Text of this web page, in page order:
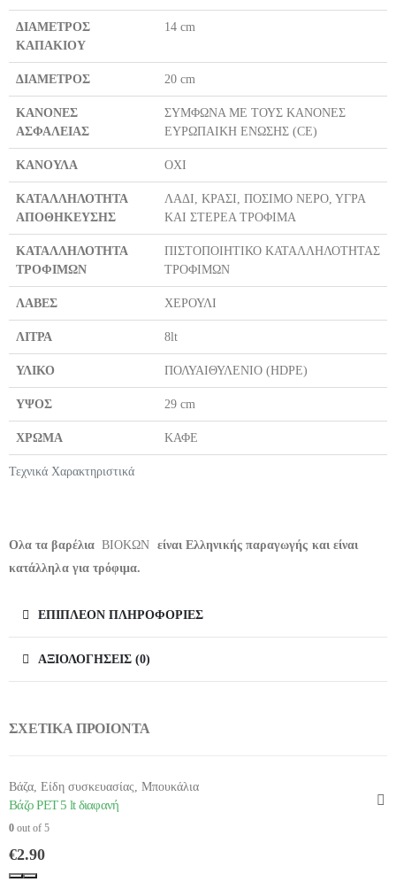
Τεχνικά Χαρακτηριστικά
ΔΙΑΜΕΤΡΟΣ
ΚΑΠΑΚΙΟΥ
14 cm
ΔΙΑΜΕΤΡΟΣ 20 cm
ΚΑΝΟΝΕΣ
ΑΣΦΑΛΕΙΑΣ
ΣΥΜΦΩΝΑ ΜΕ ΤΟΥΣ ΚΑΝΟΝΕΣ
ΕΥΡΩΠΑΙΚΗ ΕΝΩΣΗΣ (CE)
ΚΑΝΟΥΛΑ ΟΧΙ
ΚΑΤΑΛΛΗΛΟΤΗΤΑ
ΑΠΟΘΗΚΕΥΣΗΣ
ΛΑΔΙ, ΚΡΑΣΙ, ΠΟΣΙΜΟ ΝΕΡΟ, ΥΓΡΑ
ΚΑΙ ΣΤΕΡΕΑ ΤΡΟΦΙΜΑ
ΚΑΤΑΛΛΗΛΟΤΗΤΑ
ΤΡΟΦΙΜΩΝ
ΠΙΣΤΟΠΟΙΗΤΙΚΟ ΚΑΤΑΛΛΗΛΟΤΗΤΑΣ
ΤΡΟΦΙΜΩΝ
ΛΑΒΕΣ ΧΕΡΟΥΛΙ
ΛΙΤΡΑ 8lt
ΥΛΙΚΟ ΠΟΛΥΑΙΘΥΛΕΝΙΟ (HDPE)
ΥΨΟΣ 29 cm
ΧΡΩΜΑ ΚΑΦΕ
Ολα τα βαρέλια ΒΙΟΚΩΝ είναι Ελληνικής παραγωγής και είναι
κατάλληλα για τρόφιμα.
ΕΠΙΠΛΈΟΝ ΠΛΗΡΟΦΟΡΊΕΣ
ΑΞΙΟΛΟΓΉΣΕΙΣ (0)
ΣΧΕΤΙΚΑ ΠΡΟΙΟΝΤΑ
Βάζα, Είδη συσκευασίας, Μπουκάλια
Βάζο PET 5 lt διαφανή
0 out of 5
€2.90